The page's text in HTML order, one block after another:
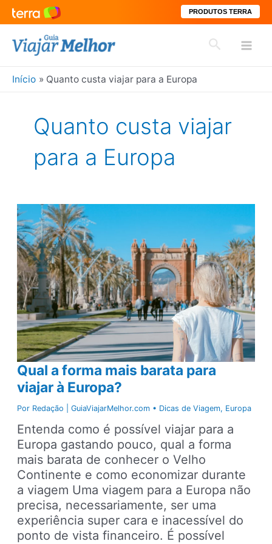
PRODUTOS TERRA
para
conteúdo
Pesquisar
Início Quanto custa viajar para a Europa
Quanto custa viajar
para a Europa
Qual a forma mais barata para
viajar à Europa?
Por Redação | GuiaViajarMelhor.com • Dicas de Viagem, Europa
Entenda como é possível viajar para a
Europa gastando pouco, qual a forma
mais barata de conhecer o Velho
Continente e como economizar durante
a viagem Uma viagem para a Europa não
precisa, necessariamente, ser uma
experiência super cara e inacessível do
ponto de vista financeiro. É possível